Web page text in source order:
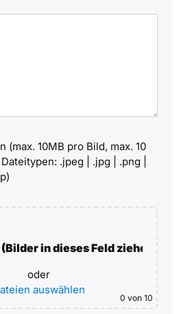
(max. 10MB pro Bild, max. 10
.jpeg | .jpg | .png |
(Bilder in dieses Feld ziehen)
oder
auswählen
0 von 10